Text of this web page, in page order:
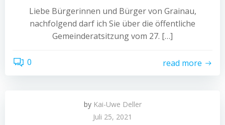
Liebe Bürgerinnen und Bürger von Grainau,
nachfolgend darf ich Sie über die öffentliche
Gemeinderatsitzung vom 27. […]
0 read more
by Kai-Uwe Deller
Juli 25, 2021